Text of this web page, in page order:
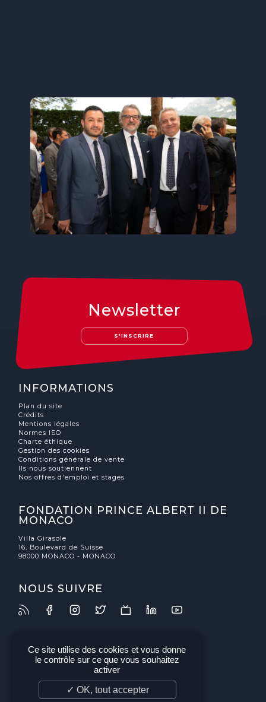
Newsletter
S'INSCRIRE
INFORMATIONS
Plan du site
Crédits
Mentions légales
Normes ISO
Charte éthique
Gestion des cookies
Conditions générale de vente
Ils nous soutiennent
Nos offres d'emploi et stages
FONDATION PRINCE ALBERT II DE
MONACO
Villa Girasole
16, Boulevard de Suisse
98000 MONACO - MONACO
NOUS SUIVRE
Ce site utilise des cookies et vous donne
le contrôle sur ce que vous souhaitez
activer
✓ OK, tout accepter